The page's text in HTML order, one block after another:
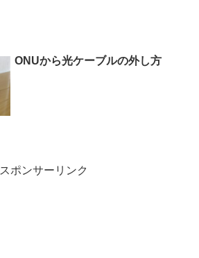
ONUから光ケーブルの外し方
スポンサーリンク